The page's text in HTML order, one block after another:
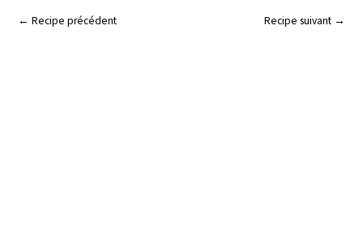
← Recipe précédent Recipe suivant →